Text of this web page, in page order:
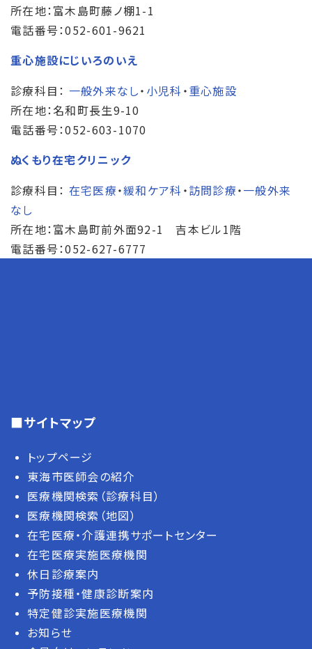
所在地：富木島町藤ノ棚1-1
電話番号：052-601-9621
重心施設にじいろのいえ
診療科目： 一般外来なし・ 小児科 ・重心施設
所在地：名和町長生9-10
電話番号：052-603-1070
ぬくもり在宅クリニック
診療科目： 在宅医療・緩和ケア科 ・訪問診療・一般外来
なし
所在地：富木島町前外面92-1 吉本ビル1階
電話番号：052-627-6777
■サイトマップ
トップページ
東海市医師会の紹介
医療機関検索（診療科目）
医療機関検索（地図）
在宅医療・介護連携サポートセンター
在宅医療実施医療機関
休日診療案内
予防接種・健康診断案内
特定健診実施医療機関
お知らせ